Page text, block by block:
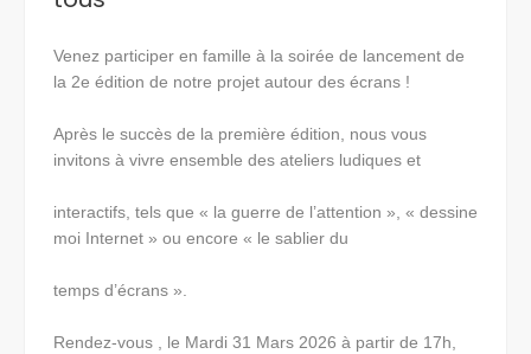
Venez participer en famille à la soirée de lancement de
la 2e édition de notre projet autour des écrans !
Après le succès de la première édition, nous vous
invitons à vivre ensemble des ateliers ludiques et
interactifs, tels que « la guerre de l’attention », « dessine
moi Internet » ou encore « le sablier du
temps d’écrans ».
Rendez-vous , le Mardi 31 Mars 2026 à partir de 17h,